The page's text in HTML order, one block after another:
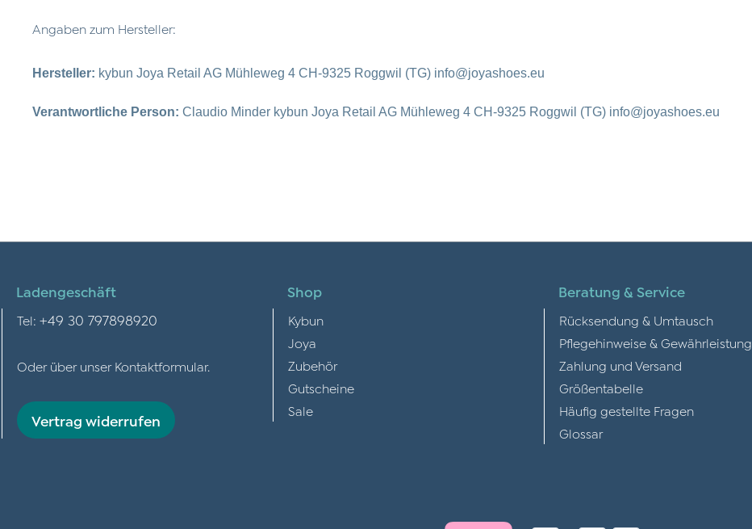
Angaben zum Hersteller:
Hersteller: kybun Joya Retail AG Mühleweg 4 CH-9325 Roggwil (TG) info@joyashoes.eu
Verantwortliche Person: Claudio Minder kybun Joya Retail AG Mühleweg 4 CH-9325 Roggwil (TG) info@joyashoes.eu
Ladengeschäft
Tel: +49 30 797898920
Oder über unser Kontaktformular.
Vertrag widerrufen
Shop
Kybun
Joya
Zubehör
Gutscheine
Sale
Beratung & Service
Rücksendung & Umtausch
Pflegehinweise & Gewährleistung
Zahlung und Versand
Größentabelle
Häufig gestellte Fragen
Glossar